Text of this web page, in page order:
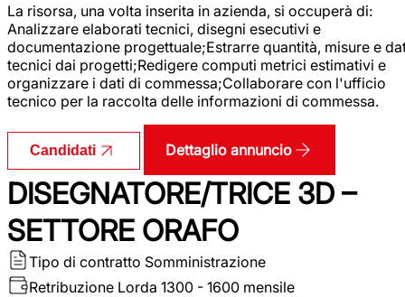
La risorsa, una volta inserita in azienda, si occuperà di:
Analizzare elaborati tecnici, disegni esecutivi e
documentazione progettuale;Estrarre quantità, misure e
tecnici dai progetti;Redigere computi metrici estimativi e
organizzare i dati di commessa;Collaborare con l'ufficio
tecnico per la raccolta delle informazioni di commessa.
Candidati Dettaglio annuncio
DISEGNATORE/TRICE 3D –
SETTORE ORAFO
Tipo di contratto Somministrazione
Retribuzione Lorda 1300 - 1600 mensile